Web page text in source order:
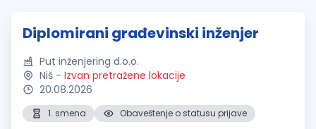
Diplomirani građevinski inženjer
Put inženjering d.o.o.
Niš - Izvan pretražene lokacije
20.08.2026
1. smena
Obaveštenje o statusu prijave